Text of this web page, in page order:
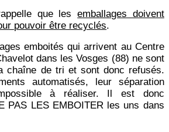
que lesemballages doivent
pouvoir être recyclés.
emboités qui arrivent au Centre
dans les Vosges (88) ne sont
chaîne de tri et sont donc refusés.
automatisés, leur séparation
à réaliser. Il est donc
PAS LES EMBOITER les uns dans